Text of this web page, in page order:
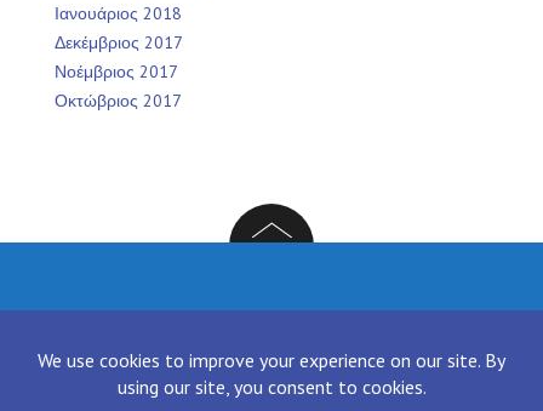
Ιανουάριος 2018
Δεκέμβριος 2017
Νοέμβριος 2017
Οκτώβριος 2017